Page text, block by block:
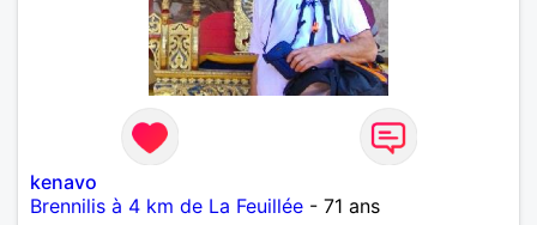
kenavo
Brennilis à 4 km de La Feuillée - 71 ans